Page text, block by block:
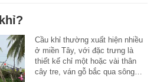
Cầu khỉ thường xuất hiện nhiều
ở miền Tây, với đặc trưng là
thiết kế chỉ một hoặc vài thân
cây tre, ván gỗ bắc qua sông…